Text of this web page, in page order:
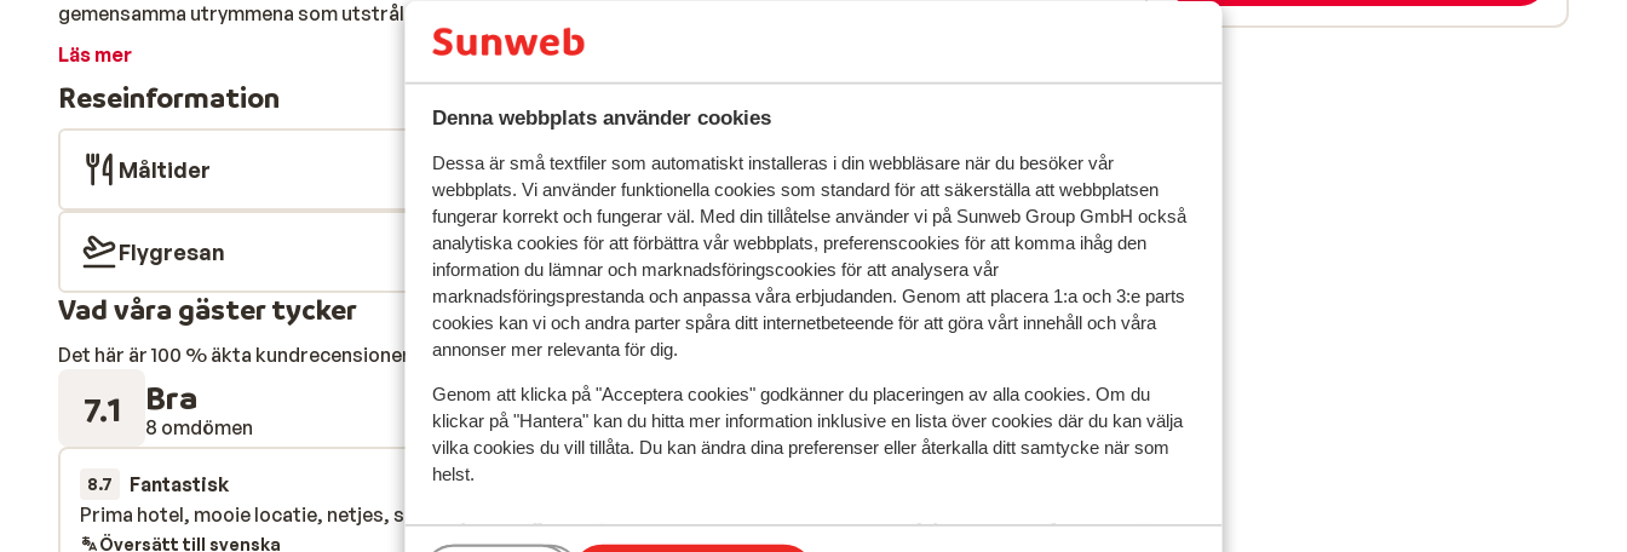
Denna webbplats använder cookies
Dessa är små textfiler som automatiskt installeras i din webbläsare när du besöker vår
webbplats. Vi använder funktionella cookies som standard för att säkerställa att webbplatsen
fungerar korrekt och fungerar väl. Med din tillåtelse använder vi på Sunweb Group GmbH också
analytiska cookies för att förbättra vår webbplats, preferenscookies för att komma ihåg den
information du lämnar och marknadsföringscookies för att analysera vår
marknadsföringsprestanda och anpassa våra erbjudanden. Genom att placera 1:a och 3:e parts
cookies kan vi och andra parter spåra ditt internetbeteende för att göra vårt innehåll och våra
annonser mer relevanta för dig.
Genom att klicka på "Acceptera cookies" godkänner du placeringen av alla cookies. Om du
klickar på "Hantera" kan du hitta mer information inklusive en lista över cookies där du kan välja
vilka cookies du vill tillåta. Du kan ändra dina preferenser eller återkalla ditt samtycke när som
helst.
gemensamma utrymmena som utstrålar en känsla av lyx. Avkoppling är nyckeln till detta hotell -
dra dig tillbaka till loungebaren, beställ en uppfriskande cocktail och låt dig ryckas med av den
som kommer att glädja dina smaklökar. Kort sagt, Olympia Hotel utlovar en semester full av
bortskämdhet och oförglömliga stunder.
Läs mer
Reseinformation
Måltider
Flygresan
Vad våra gäster tycker
Det här är 100 % äkta kundrecensioner som verkligen speglar deras upplevelser av vår produkt.
7.1 Bra
8 omdömen Mest bokad av partner
8.7 Fantastisk
27 sep. 2025
Prima hotel, mooie locatie, netjes, schoon, verzorgd.
Prima hotel, mooie locatie, netjes, schoon, verzorgd.
Översätt till svenska
balkon opstapte, was de wifi weg. Er waren 2
balkon opstapte, was de wifi weg. Er waren 2